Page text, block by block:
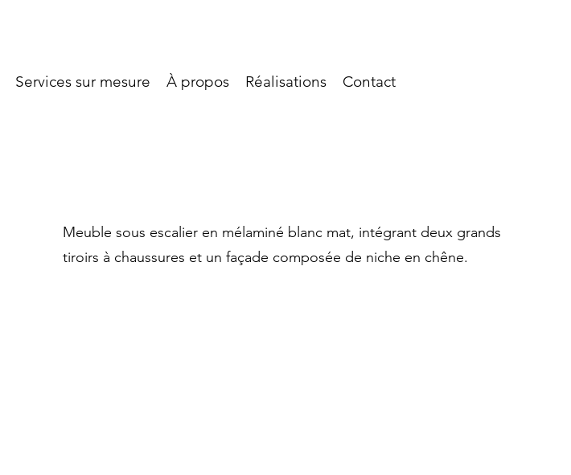
Services sur mesure À propos Réalisations Contact
Meuble sous escalier en mélaminé blanc mat, intégrant deux grands
tiroirs à chaussures et un façade composée de niche en chêne.